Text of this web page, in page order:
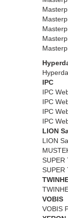
IPC
IPC
IPC
IPC
IPC
LION
LION
SUPER
SUPER
VOBIS
VOBIS